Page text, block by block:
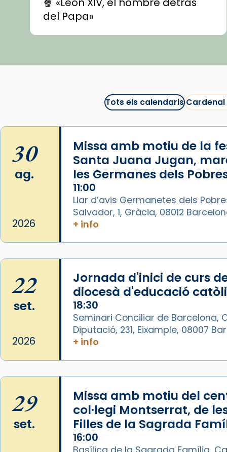
del Papa»
🍿 «Las ovejas detectives»
recomanacions i prepara una
#CinemaEspiritualitual
@cinemaspiritcat
Imatge: Generada amb IA
(OpenAI)
Video
View on Facebook · Share
Arquebisbat de Barcelona
1 week ago
La Carmina va patir depressió.
Fa gairebé dos mesos, a l'Estadi
Lluís Companys, la jove va fer
arribar el seu testimoni al papa
Lleó XIV.
Recupera l'entrevista
compVatican Newstican News 👇
www.vaticannews.va/es/iglesia/
07/carmina-historia-depresion-
papa-viaje-espana-testimoni...
Photo
View on Facebook · Share
Arquebisbat de Barcelona
2 weeks ago
Tots els calendarisCardenal
30
ag.
2026
Missa amb motiu de la
Santa Juana Jugan,
les Germanes dels
11:00
Llar d’avis Germanetes dels
Salvador, 1, Gràcia, 08012
+ info
22
set.
2026
Jornada d'inici de curs
diocesà d'educació
18:30
Seminari Conciliar de Barcelona,
Diputació, 231, Eixample, 08007
+ info
29
set.
Missa amb motiu del
col·legi Montserrat, de
Filles de la Sagrada
16:00